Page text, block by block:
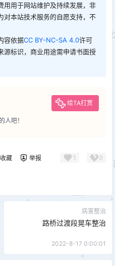
用用于网站维护及持续发展，非
对本站技术服务的自愿支持，不
容依据CC BY-NC-SA 4.0许可
源标识，商业用途需申请书面授
给TA打赏
人吧！
收藏 举报 1 0
病害整治
路桥过渡段晃车整治
2022-8-17 0:00:01